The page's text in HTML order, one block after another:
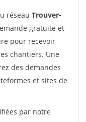
réseau Trouver-
gratuite et
pour recevoir
chantiers. Une
des demandes
et sites de
par notre